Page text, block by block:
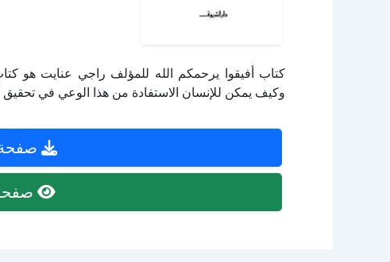
كتاب أفيقوا يرحمكم الله للمؤلف راجي عنايت هو
وكيف يمكن للإنسان الاستفادة من هذا الوعي في تحقيق